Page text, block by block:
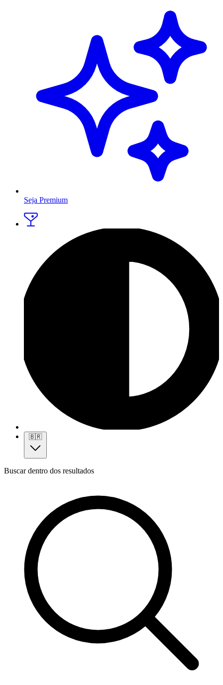
Seja Premium
🇧🇷
Buscar dentro dos resultados